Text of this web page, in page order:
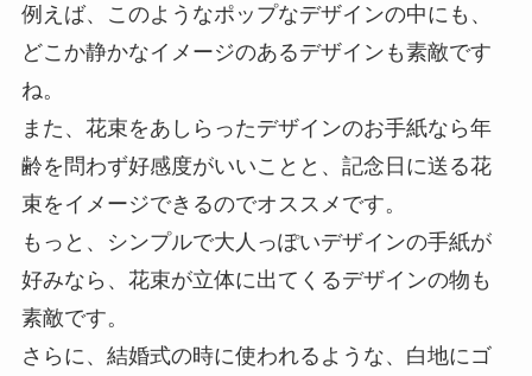
例えば、このようなポップなデザインの中にも、
どこか静かなイメージのあるデザインも素敵です
ね。
また、花束をあしらったデザインのお手紙なら年
齢を問わず好感度がいいことと、記念日に送る花
束をイメージできるのでオススメです。
もっと、シンプルで大人っぽいデザインの手紙が
好みなら、花束が立体に出てくるデザインの物も
素敵です。
さらに、結婚式の時に使われるような、白地にゴ